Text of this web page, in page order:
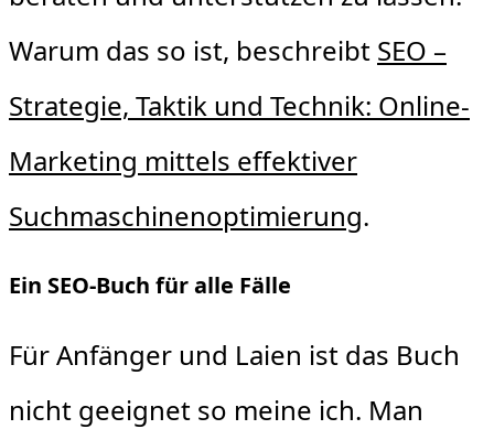
Warum das so ist, beschreibt SEO –
Strategie, Taktik und Technik: Online-
Marketing mittels effektiver
Suchmaschinenoptimierung.
Ein SEO-Buch für alle Fälle
Für Anfänger und Laien ist das Buch
nicht geeignet so meine ich. Man